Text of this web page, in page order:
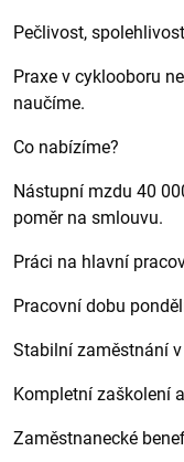
Pečlivost,
Praxe v cyklooboru
naučíme.
Co nabízíme?
Nástupní mzdu 40
poměr na smlouvu.
Práci na hlavní
Pracovní dobu
Stabilní zaměstnání
Kompletní zaškolení
Zaměstnanecké